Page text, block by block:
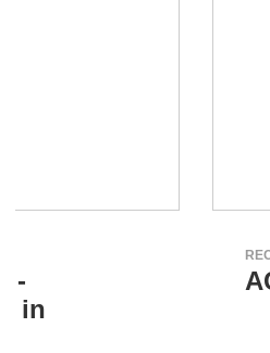
AC/DC- & DC/